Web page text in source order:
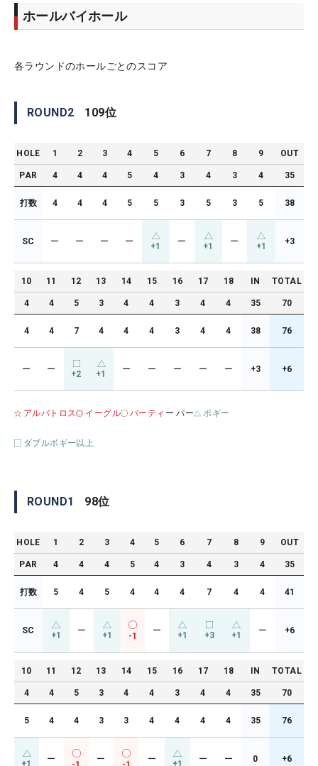
ホールバイホール
各ラウンドのホールごとのスコア
ROUND2 109位
HOLE 1 2 3 4 5 6 7 8 9 OUT
PAR 4 4 4 5 4 3 4 3 4 35
打数 4 4 4 5 5 3 5 3 5 38
SC ー ー ー ー +1 ー +1 ー +1 +3
10 11 12 13 14 15 16 17 18 IN TOTAL
4 4 5 3 4 4 3 4 4 35 70
4 4 7 4 4 4 3 4 4 38 76
ー ー +2 +1 ー ー ー ー ー +3 +6
アルバトロス イーグル バーティ ー パー ボギー
ダブルボギー以上
ROUND1 98位
HOLE 1 2 3 4 5 6 7 8 9 OUT
PAR 4 4 4 5 4 3 4 3 4 35
打数 5 4 5 4 4 4 7 4 4 41
SC +1 ー +1 -1
ー +1 +3 +1 ー +6
10 11 12 13 14 15 16 17 18 IN TOTAL
4 4 5 3 4 4 3 4 4 35 70
5 4 4 3 3 4 4 4 4 35 76
ー ー ー ー ー 0 +6